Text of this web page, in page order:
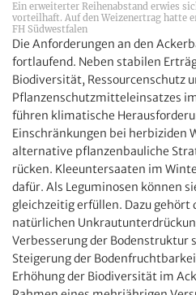
Ein erweiterter Reihenabstand erwies
vorteilhaft. Auf den Weizenertrag hatte
FH Südwestfalen
Die Anforderungen an den
fortlaufend. Neben stabilen
Biodiversität, Ressourcenschutz
Pflanzen­schutzmittel­einsatzes
führen klimatische
Einschränkungen bei herbiziden
alternative pflanzenbauliche
rücken. Kleeuntersaaten im
dafür. Als Leguminosen können
gleichzeitig erfüllen. Dazu gehört
natürlichen
Verbesserung der Bodenstruktur
Steigerung der
Erhöhung der Biodiversität im